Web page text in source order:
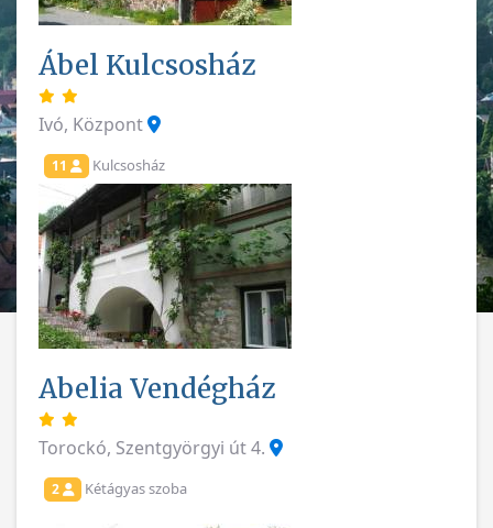
Ábel Kulcsosház
Ivó, Központ
11 Kulcsosház
Abelia Vendégház
Torockó, Szentgyörgyi út 4.
2 Kétágyas szoba